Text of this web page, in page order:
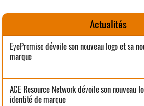
Actualités
EyePromise dévoile son nouveau logo et sa
marque
ACE Resource Network dévoile son nouveau
identité de marque